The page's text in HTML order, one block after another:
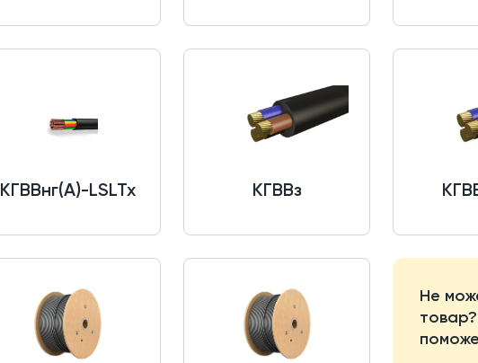
КГВВнг(A)-LSLTx КГВВз
Не